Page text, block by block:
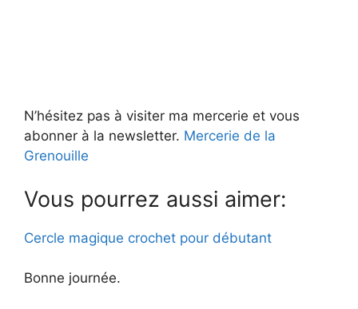
N’hésitez pas à visiter ma mercerie et vous
abonner à la newsletter. Mercerie de la
Grenouille
Vous pourrez aussi aimer:
Cercle magique crochet pour débutant
Bonne journée.